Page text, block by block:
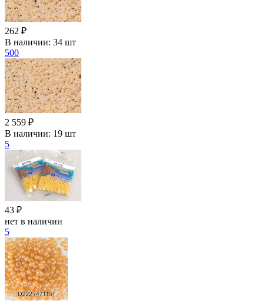
262 ₽
В наличии: 34 шт
500
2 559 ₽
В наличии: 19 шт
5
43 ₽
нет в наличии
5